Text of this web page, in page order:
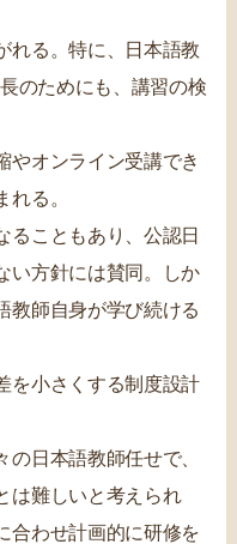
れる。特に、日本語教
のためにも、講習の検
やオンライン受講でき
る。
ることもあり、公認日
い方針には賛同。しか
教師自身が学び続ける
を小さくする制度設計
の日本語教師任せで、
は難しいと考えられ
合わせ計画的に研修を